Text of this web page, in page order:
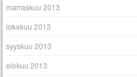
marraskuu 2013
lokakuu 2013
syyskuu 2013
elokuu 2013